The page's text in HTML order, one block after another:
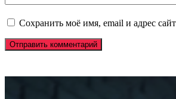
Сохранить моё имя, email и адрес